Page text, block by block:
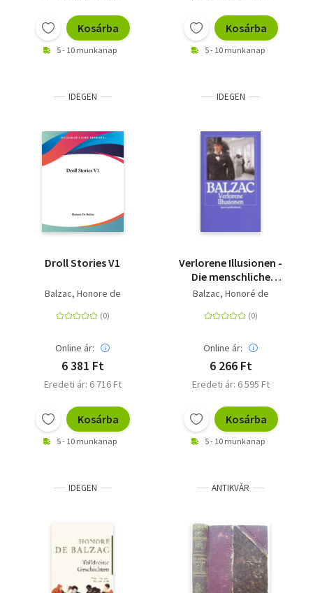
Kosárba
5 - 10 munkanap
Kosárba
5 - 10 munkanap
IDEGEN
Droll Stories V1
Balzac, Honore de
Online ár:
6 381 Ft
Eredeti ár: 6 716 Ft
Kosárba
5 - 10 munkanap
IDEGEN
Verlorene Illusionen -
Die menschliche
Komödie. Die großen
Erzählungen
Balzac, Honoré de
Online ár:
6 266 Ft
Eredeti ár: 6 595 Ft
Kosárba
5 - 10 munkanap
IDEGEN ANTIKVÁR